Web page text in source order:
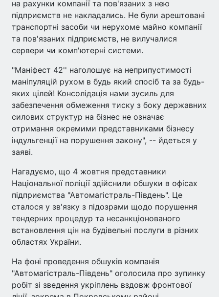
на рахунки компанії та пов'язаних з нею
підприємств не накладались. Не були арештовані
транспортні засоби чи нерухоме майно компанії
та пов'язаних підприємств, не вилучалися
сервери чи комп'ютерні системи.
"Маніфест 42'' наголошує на неприпустимості
маніпуляцій рухом в будь який спосіб та за будь-
яких цілей! Консолідація нами зусиль для
забезпечення обмеження тиску з боку державних
силових структур на бізнес не означає
отримання окремими представниками бізнесу
індульгенції на порушення закону", -- йдеться у
заяві.
Нагадуємо, що 4 жовтня представники
Національної поліції здійснили обшуки в офісах
підприємства "Автомагістраль-Південь". Це
сталося у зв'язку з підозрами щодо порушення
тендерних процедур та несанкціонованого
встановлення цін на будівельні послуги в різних
областях України.
На фоні проведення обшуків компанія
"Автомагістраль-Південь" оголосила про зупинку
робіт зі зведення укріплень вздовж фронтової